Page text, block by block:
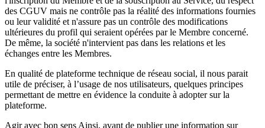
des CGUV mais ne contrôle pas la réalité des informations fournies
ou leur validité et n'assure pas un contrôle des modifications
ultérieures du profil qui seraient opérées par le Membre concerné.
De même, la société n'intervient pas dans les relations et les
échanges entre les Membres.
En qualité de plateforme technique de réseau social, il nous parait
utile de préciser, à l’usage de nos utilisateurs, quelques principes
permettant de mettre en évidence la conduite à adopter sur la
plateforme.
Agir avec bon sens Ainsi, avant de publier une information sur